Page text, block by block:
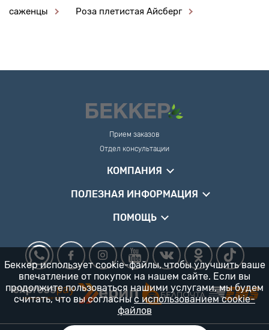
саженцы Роза плетистая Айсберг
Прием заказов
Отдел консультации
КОМПАНИЯ
ПОЛЕЗНАЯ ИНФОРМАЦИЯ
ПОМОЩЬ
Беккер использует cookie-файлы, чтобы улучшить ваше
впечатление от покупок на нашем сайте. Если вы
продолжите пользоваться нашими услугами, мы будем
считать, что вы согласны с использованием cookie-
файлов